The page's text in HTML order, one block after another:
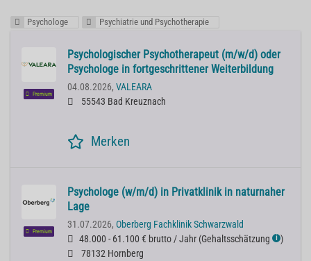
Psychologe Psychiatrie und Psychotherapie
Premium
Psychologischer Psychotherapeut (m/w/d) oder
Psychologe in fortgeschrittener Weiterbildung
04.08.2026, VALEARA
55543 Bad Kreuznach
Merken
Premium
Psychologe (w/m/d) in Privatklinik in naturnaher
Lage
31.07.2026, Oberberg Fachklinik Schwarzwald
48.000 - 61.100 € brutto / Jahr (Gehaltsschätzung ℹ )
78132 Hornberg